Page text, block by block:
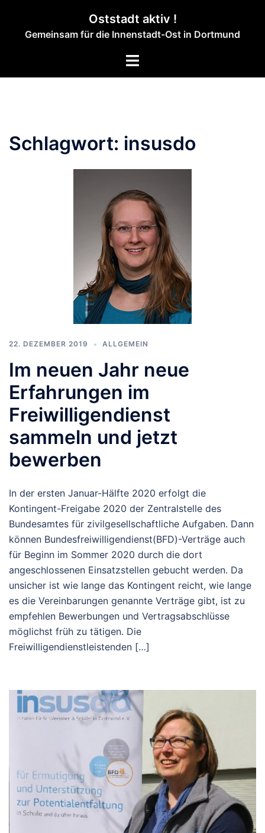
springen
Oststadt aktiv !
Gemeinsam für die Innenstadt-Ost in Dortmund
Menü
Schlagwort: insusdo
22. DEZEMBER 2019 ALLGEMEIN
Im neuen Jahr neue
Erfahrungen im
Freiwilligendienst
sammeln und jetzt
bewerben
In der ersten Januar-Hälfte 2020 erfolgt die
Kontingent-Freigabe 2020 der Zentralstelle des
Bundesamtes für zivilgesellschaftliche Aufgaben. Dann
können Bundesfreiwilligendienst(BFD)-Verträge auch
für Beginn im Sommer 2020 durch die dort
angeschlossenen Einsatzstellen gebucht werden. Da
unsicher ist wie lange das Kontingent reicht, wie lange
es die Vereinbarungen genannte Verträge gibt, ist zu
empfehlen Bewerbungen und Vertragsabschlüsse
möglichst früh zu tätigen. Die
Freiwilligendienstleistenden […]